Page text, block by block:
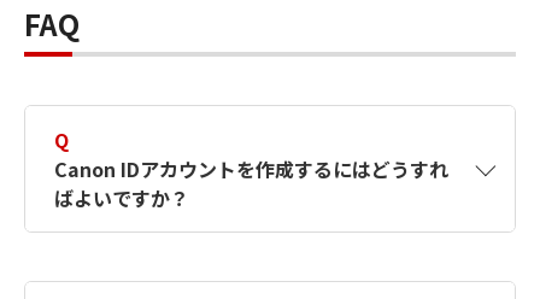
FAQ
Q
Canon IDアカウントを作成するにはどうすれ
ばよいですか？